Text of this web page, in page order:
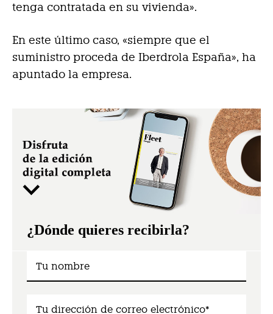
tenga contratada en su vivienda».
En este último caso, «siempre que el
suministro proceda de Iberdrola España», ha
apuntado la empresa.
¿Dónde quieres recibirla?